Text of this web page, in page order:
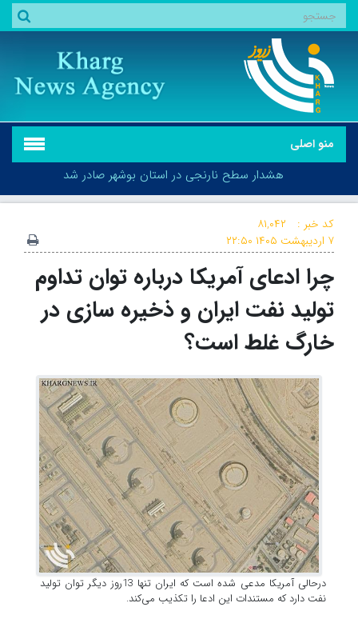
منو اصلی
هشدار سطح نارنجی در استان بوشهر صادر شد
هشدار سطح نارنجی در استان بوشهر صادر شد
کد خبر :
۸۱,۰۴۲
۷ اردیبهشت ۱۴۰۵
۲۲:۵۰
چرا ادعای آمریکا درباره توان تداوم
تولید نفت ایران و ذخیره سازی در
خارگ غلط است؟
درحالی آمریکا مدعی شده است که ایران تنها 13روز دیگر توان تولید
نفت دارد که مستندات این ادعا را تکذیب می‌کند.